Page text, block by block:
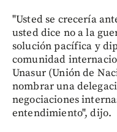
"Usted se crecería
usted dice no a la
solución pacífica y
comunidad
Unasur (Unión de
nombrar una
negociaciones
entendimiento", dijo.